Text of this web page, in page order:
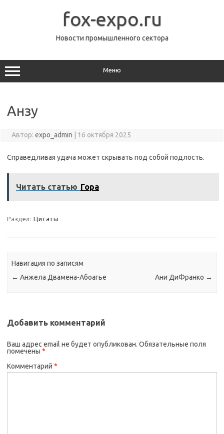
fox-expo.ru
Новости промышленного сектора
Меню
Анзу
Автор: expo_admin 16 октября 2025
Справедливая удача может скрывать под собой подлость.
Читать статью Гора
Раздел: Цитаты
Навигация по записям
← Анжела Двамена-Абоагье Ани ДиФранко →
Добавить комментарий
Ваш адрес email не будет опубликован. Обязательные поля
помечены *
Комментарий *